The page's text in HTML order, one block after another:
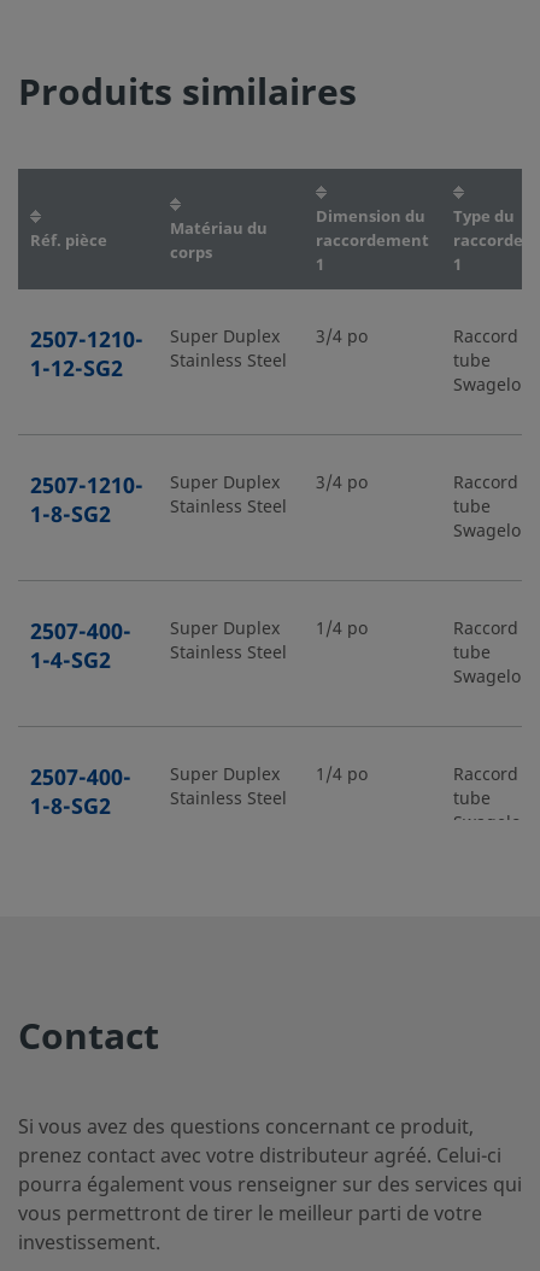
Produits similaires
Réf. pièce
Matériau du
corps
Dimension du
raccordement
1
Type du
1
2507-1210-
1-12-SG2
Super Duplex
Stainless Steel
3/4 po
Raccord
tube
2507-1210-
1-8-SG2
Super Duplex
Stainless Steel
3/4 po
Raccord
tube
2507-400-
1-4-SG2
Super Duplex
Stainless Steel
1/4 po
Raccord
tube
2507-400-
1-8-SG2
Super Duplex
Stainless Steel
1/4 po
Raccord
tube
2507-600-
1-4-SG2
Super Duplex
3/8 po
Raccord
Contact
Si vous avez des questions concernant ce produit,
prenez contact avec votre distributeur agréé. Celui-ci
pourra également vous renseigner sur des services qui
vous permettront de tirer le meilleur parti de votre
investissement.